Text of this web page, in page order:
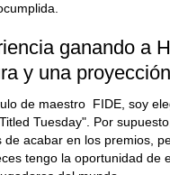
ganando a
y una
de maestro FIDE, soy
Tuesday". Por
de acabar en los premios,
tengo la oportunidad de